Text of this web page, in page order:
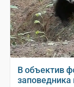
В объектив
заповедника